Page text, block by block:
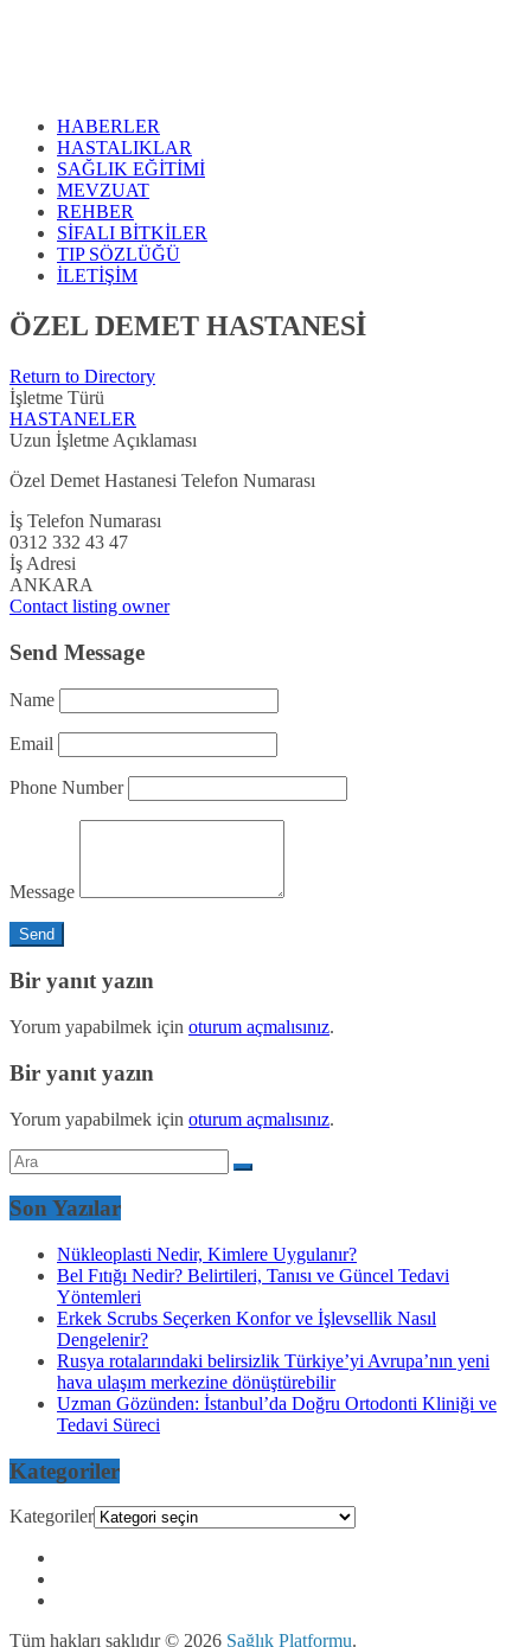
HABERLER
HASTALIKLAR
SAĞLIK EĞİTİMİ
MEVZUAT
REHBER
SİFALI BİTKİLER
TIP SÖZLÜĞÜ
İLETİŞİM
ÖZEL DEMET HASTANESİ
Return to Directory
İşletme Türü
HASTANELER
Uzun İşletme Açıklaması
Özel Demet Hastanesi Telefon Numarası
İş Telefon Numarası
0312 332 43 47
İş Adresi
ANKARA
Contact listing owner
Send Message
Name
Email
Phone Number
Message
Bir yanıt yazın
Yorum yapabilmek için oturum açmalısınız.
Bir yanıt yazın
Yorum yapabilmek için oturum açmalısınız.
Son Yazılar
Nükleoplasti Nedir, Kimlere Uygulanır?
Bel Fıtığı Nedir? Belirtileri, Tanısı ve Güncel Tedavi
Yöntemleri
Erkek Scrubs Seçerken Konfor ve İşlevsellik Nasıl
Dengelenir?
Rusya rotalarındaki belirsizlik Türkiye’yi Avrupa’nın yeni
hava ulaşım merkezine dönüştürebilir
Uzman Gözünden: İstanbul’da Doğru Ortodonti Kliniği ve
Tedavi Süreci
Kategoriler
Kategoriler
Tüm hakları saklıdır © 2026 Sağlık Platformu.